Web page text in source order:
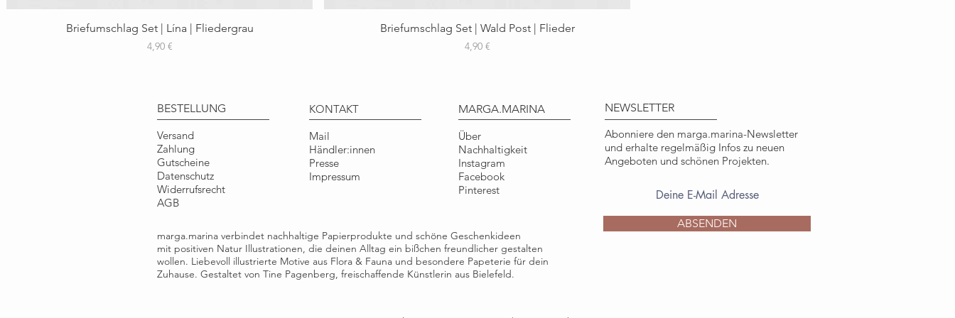
Schnellansicht
Briefumschlag Set | Lína | Fliedergrau
Preis
4,90 €
Schnellansicht
Briefumschlag Set | Wald Post | Flieder
Preis
4,90 €
BESTELLUNG
Versand
Zahlung
Gutscheine
Datenschutz
Widerrufsrecht
AGB
KONTAKT
Mail
Händler:innen
Presse
Impressum
MARGA.MARINA
Über
Nachhaltigkeit
Instagram
Facebook
Pinterest
NEWSLETTER
Abonniere den marga.marina-Newsletter
und erhalte regelmäßig Infos zu neuen
Angeboten und schönen Projekten.
ABSENDEN
marga.marina verbindet nachhaltige Papierprodukte und schöne Geschenkideen
mit positiven Natur Illustrationen, die deinen Alltag ein bißchen freundlicher gestalten
wollen. Liebevoll illustrierte Motive aus Flora & Fauna und besondere Papeterie für dein
Zuhause. Gestaltet von Tine Pagenberg, freischaffende Künstlerin aus Bielefeld.